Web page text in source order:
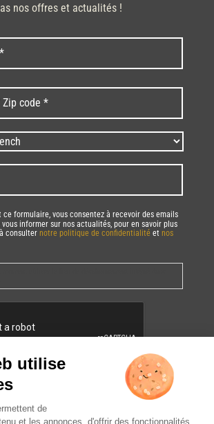
nos offres et actualités !
Nom
ce formulaire, vous consentez à recevoir des emails
informer sur nos actualités, pour en savoir plus
consulter notre politique de confidentialité et nos